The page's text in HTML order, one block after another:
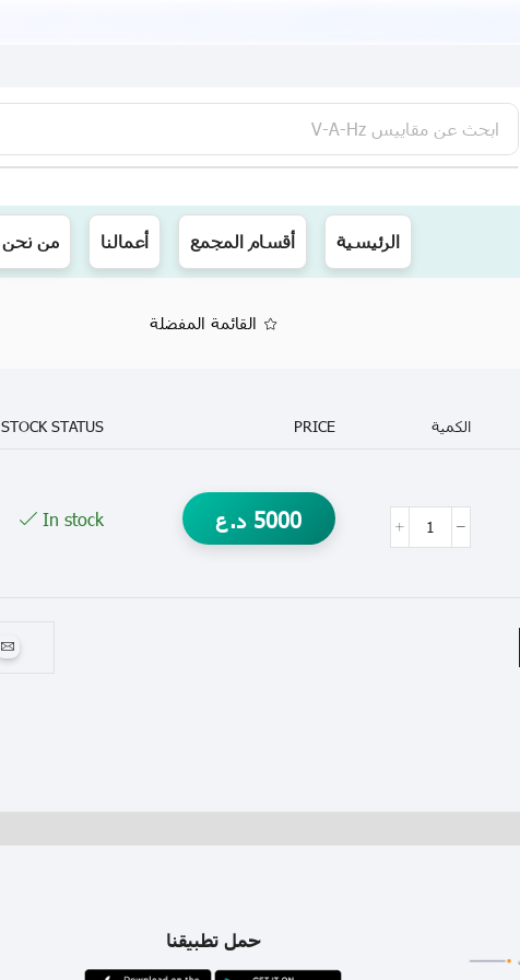
ابحث عن مقاييس V-A-Hz
يتوفر لدينا توصيل الى جميع محافظات العراق
الرئيسية أقسام المجمع أعمالنا من نحن
القائمة المفضلة
الكمية PRICE
STOCK STATUS
5000 د.ع In stock
حمل تطبيقنا